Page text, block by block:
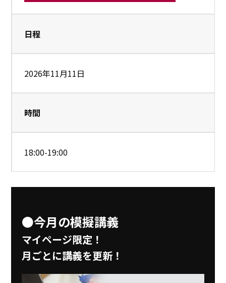
日程
2026年11月11日
時間
18:00-19:00
●今月の模擬講義
マイページ限定！
月ごとに講義を更新！